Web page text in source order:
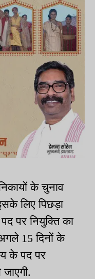
के चुनाव
लिए पिछड़ा
पर नियुक्ति का
15 दिनों के
के पद पर